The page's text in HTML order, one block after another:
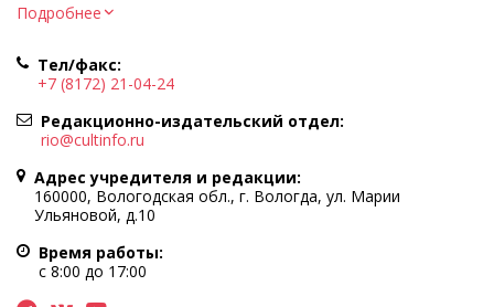
Регистрационный номер и дата принятия решения о
Учредитель КУ ВО «Информационно-аналитический центр
культуры»
Адрес учредителя и редакции: 160000, Вологодская обл., г.
Вологда, ул. Марии Ульяновой, д.10
Главный редактор — Легчанова Елена Григорьевна
Политика в отношении обработки персональных данных
При полном или частичном использовании информации
портала гиперссылка на cultinfo.ru обязательна.
Редакция не несет ответственности за достоверность
информации, содержащейся в рекламных объявлениях.
Подробнее
Тел/факс:
+7 (8172) 21-04-24
Редакционно-издательский отдел:
rio@cultinfo.ru
Адрес учредителя и редакции:
160000, Вологодская обл., г. Вологда, ул. Марии
Ульяновой, д.10
Время работы:
с 8:00 до 17:00